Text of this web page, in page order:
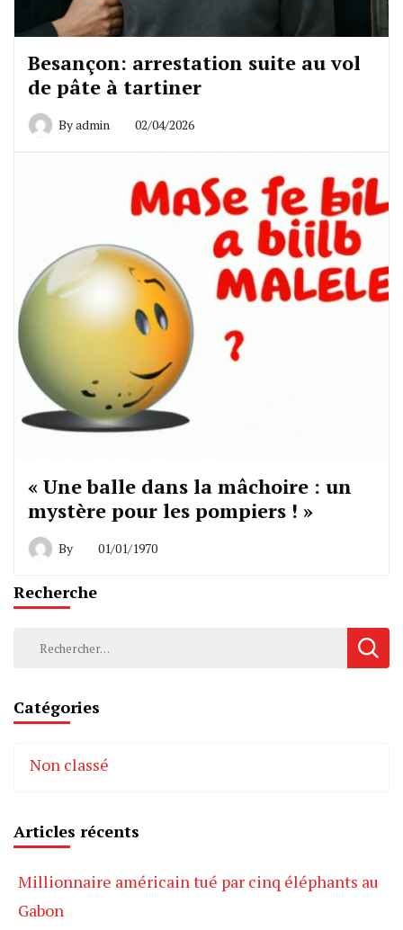
Besançon: arrestation suite au vol
de pâte à tartiner
Byadmin 02/04/2026
« Une balle dans la mâchoire : un
mystère pour les pompiers ! »
By 01/01/1970
Recherche
Rechercher :
Catégories
Non classé
Articles récents
Millionnaire américain tué par cinq éléphants au
Gabon